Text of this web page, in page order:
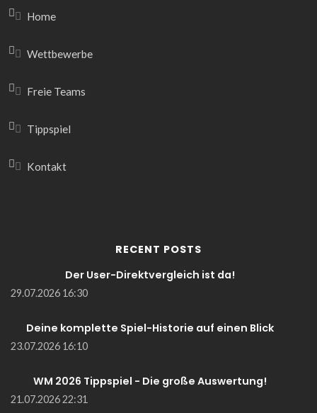
Home
Wettbewerbe
Freie Teams
Tippspiel
Kontakt
RECENT POSTS
Der User-Direktvergleich ist da!
29.07.2026 16:30
Deine komplette Spiel-Historie auf einen Blick
23.07.2026 16:10
WM 2026 Tippspiel - Die große Auswertung!
21.07.2026 22:31